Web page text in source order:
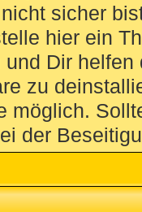
sicher
hier ein
Dir
zu
möglich.
der